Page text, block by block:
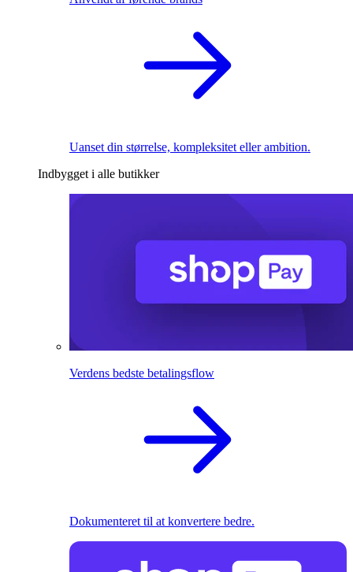
Uanset din størrelse, kompleksitet eller ambition.
Indbygget i alle butikker
Verdens bedste betalingsflow
Dokumenteret til at konvertere bedre.